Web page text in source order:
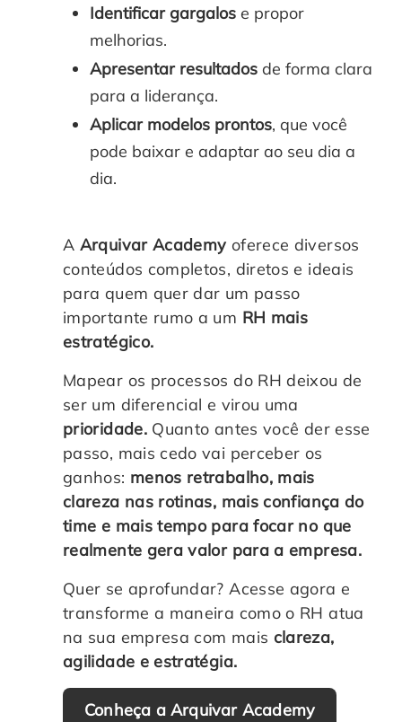
Identificar gargalos e propor
melhorias.
Apresentar resultados de forma clara
para a liderança.
Aplicar modelos prontos, que você
pode baixar e adaptar ao seu dia a
dia.
A Arquivar Academy oferece diversos
conteúdos completos, diretos e ideais
para quem quer dar um passo
importante rumo a um RH mais
estratégico.
Mapear os processos do RH deixou de
ser um diferencial e virou uma
prioridade.Quanto antes você der esse
passo, mais cedo vai perceber os
ganhos: menos retrabalho, mais
clareza nas rotinas, mais confiança do
time e mais tempo para focar no que
realmente gera valor para a empresa.
Quer se aprofundar? Acesse agora e
transforme a maneira como o RH atua
na sua empresa com mais clareza,
agilidade e estratégia.
Conheça a Arquivar Academy